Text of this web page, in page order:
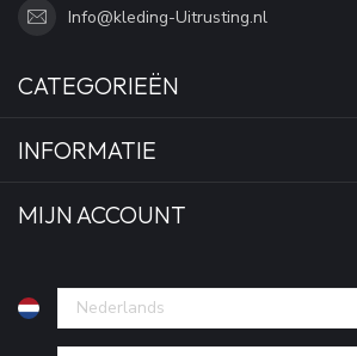
Info@kleding-Uitrusting.nl
CATEGORIEËN
INFORMATIE
MIJN ACCOUNT